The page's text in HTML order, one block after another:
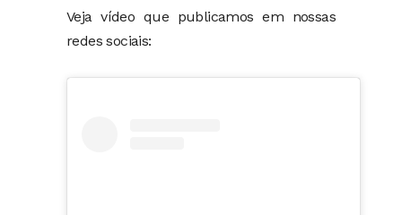
Veja vídeo que publicamos em nossas
redes sociais: